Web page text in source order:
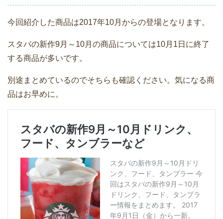
今回紹介した商品は2017年10月からの登場となります。
スタバの新作9月～10月の商品については10月1日に終了
する商品が多いです。
別途まとめているのでそちらも確認ください。気になる商
品はお早めに。